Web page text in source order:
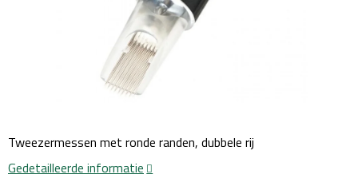
Tweezermessen met ronde randen, dubbele rij
Gedetailleerde informatie